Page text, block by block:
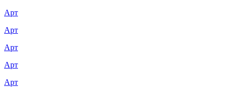
Арт
Арт
Арт
Арт
Арт